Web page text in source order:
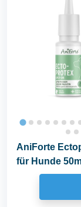
AniForte
für Hunde